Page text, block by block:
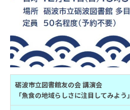
砺波市立図書館友の会 講演会
「魚食の地域らしさに注目してみよう」